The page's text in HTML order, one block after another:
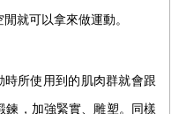
就可以拿來做運動。
所使用到的肌肉群就會跟
鍊，加強緊實、雕塑。同樣